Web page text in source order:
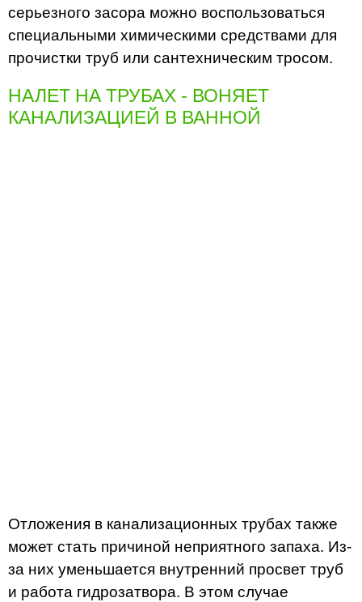
серьезного засора можно воспользоваться
специальными химическими средствами для
прочистки труб или сантехническим тросом.
НАЛЕТ НА ТРУБАХ - ВОНЯЕТ
КАНАЛИЗАЦИЕЙ В ВАННОЙ
Отложения в канализационных трубах также
может стать причиной неприятного запаха. Из-
за них уменьшается внутренний просвет труб
и работа гидрозатвора. В этом случае